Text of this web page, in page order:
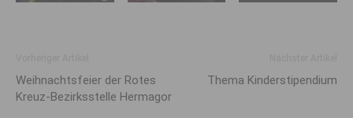
Weihnachtsfeier der Rotes
Kreuz-Bezirksstelle Hermagor
Thema Kinderstipendium